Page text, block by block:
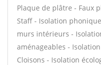
Plaque de plâtre - Faux
Staff - Isolation
murs intérieurs -
aménageables -
Cloisons - Isolation